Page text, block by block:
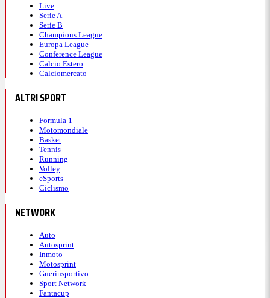
Live
Serie A
Serie B
Champions League
Europa League
Conference League
Calcio Estero
Calciomercato
ALTRI SPORT
Formula 1
Motomondiale
Basket
Tennis
Running
Volley
eSports
Ciclismo
NETWORK
Auto
Autosprint
Inmoto
Motosprint
Guerinsportivo
Sport Network
Fantacup